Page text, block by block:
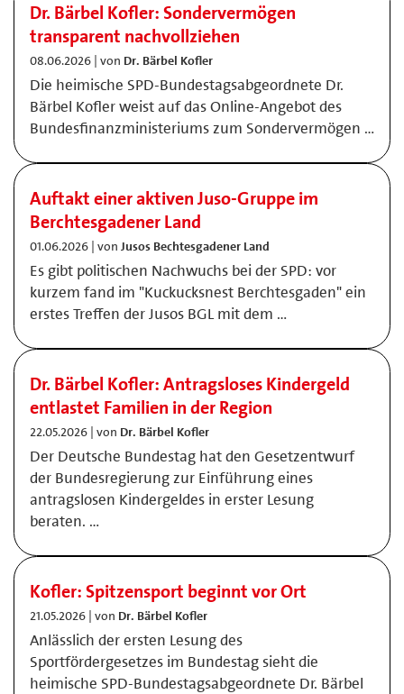
Dr. Bärbel Kofler: Sondervermögen
transparent nachvollziehen
08.06.2026 | von Dr. Bärbel Kofler
Die heimische SPD-Bundestagsabgeordnete Dr.
Bärbel Kofler weist auf das Online-Angebot des
Bundesfinanzministeriums zum Sondervermögen …
Auftakt einer aktiven Juso-Gruppe im
Berchtesgadener Land
01.06.2026 | von Jusos Bechtesgadener Land
Es gibt politischen Nachwuchs bei der SPD: vor
kurzem fand im "Kuckucksnest Berchtesgaden" ein
erstes Treffen der Jusos BGL mit dem …
Dr. Bärbel Kofler: Antragsloses Kindergeld
entlastet Familien in der Region
22.05.2026 | von Dr. Bärbel Kofler
Der Deutsche Bundestag hat den Gesetzentwurf
der Bundesregierung zur Einführung eines
antragslosen Kindergeldes in erster Lesung
beraten. …
Kofler: Spitzensport beginnt vor Ort
21.05.2026 | von Dr. Bärbel Kofler
Anlässlich der ersten Lesung des
Sportfördergesetzes im Bundestag sieht die
heimische SPD-Bundestagsabgeordnete Dr. Bärbel